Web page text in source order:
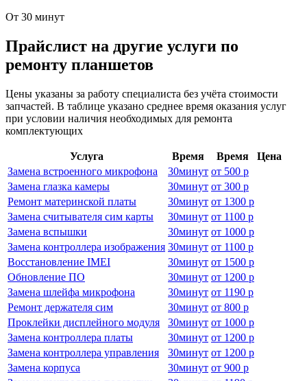
От 30 минут
Прайслист на другие услуги по
ремонту планшетов
Цены указаны за работу специалиста без учёта стоимости
запчастей. В таблице указано среднее время оказания услуг
при условии наличия необходимых для ремонта
комплектующих
Услуга Время Время
Цена
Замена встроенного микрофона
30минут от 500 р
Замена глазка камеры
30минут от 300 р
Ремонт материнской платы
30минут от 1300 р
Замена считывателя сим карты
30минут от 1100 р
Замена вспышки
30минут от 1000 р
Замена контроллера изображения 30минут от 1100 р
Восстановление IMEI
30минут от 1500 р
Обновление ПО
30минут от 1200 р
Замена шлейфа микрофона
30минут от 1190 р
Ремонт держателя сим
30минут от 800 р
Проклейки дисплейного модуля
30минут от 1000 р
Замена контроллера платы
30минут от 1200 р
Замена контроллера управления
30минут от 1200 р
Замена корпуса
30минут от 900 р